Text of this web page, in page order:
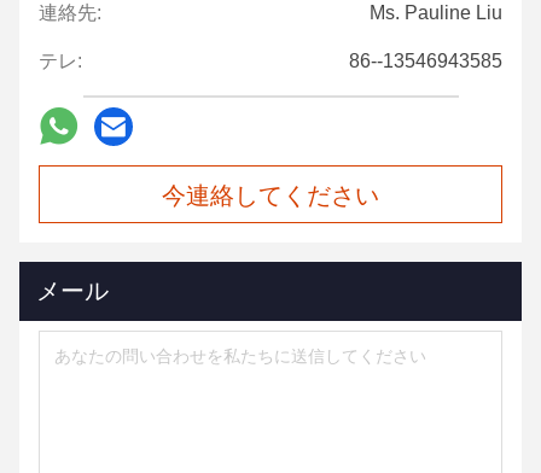
連絡先: Ms. Pauline Liu
テレ: 86--13546943585
今連絡してください
メール